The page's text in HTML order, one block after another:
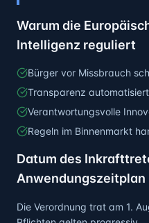
Warum die
Intelligenz reguliert
Bürger vor Missbrauch
Transparenz
Verantwortungsvolle
Regeln im Binnenmarkt
Datum des
Anwendungszeitplan
Die Verordnung trat am 1.